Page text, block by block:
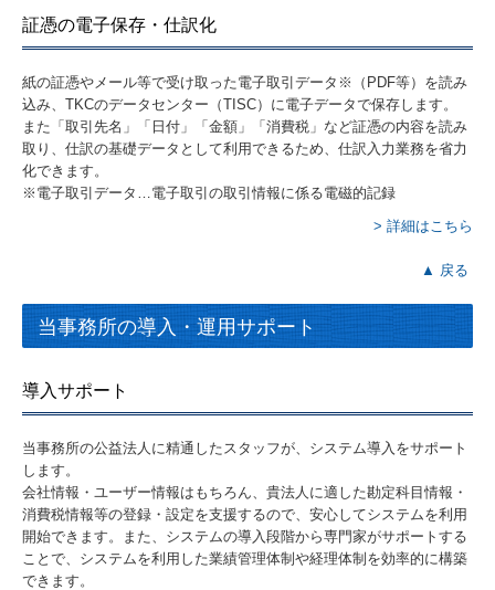
証憑の電子保存・仕訳化
紙の証憑やメール等で受け取った電子取引データ※（PDF等）を読み
込み、TKCのデータセンター（TISC）に電子データで保存します。
また「取引先名」「日付」「金額」「消費税」など証憑の内容を読み
取り、仕訳の基礎データとして利用できるため、仕訳入力業務を省力
化できます。
※電子取引データ…電子取引の取引情報に係る電磁的記録
> 詳細はこちら
▲ 戻る
当事務所の導入・運用サポート
導入サポート
当事務所の公益法人に精通したスタッフが、システム導入をサポート
します。
会社情報・ユーザー情報はもちろん、貴法人に適した勘定科目情報・
消費税情報等の登録・設定を支援するので、安心してシステムを利用
開始できます。また、システムの導入段階から専門家がサポートする
ことで、システムを利用した業績管理体制や経理体制を効率的に構築
できます。